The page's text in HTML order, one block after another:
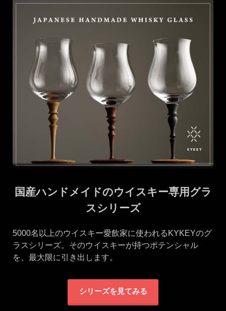
国産ハンドメイドのウイスキー専用グラ
スシリーズ
5000名以上のウイスキー愛飲家に使われるKYKEYのグ
ラスシリーズ。そのウイスキーが持つポテンシャル
を、最大限に引き出します。
シリーズを見てみる